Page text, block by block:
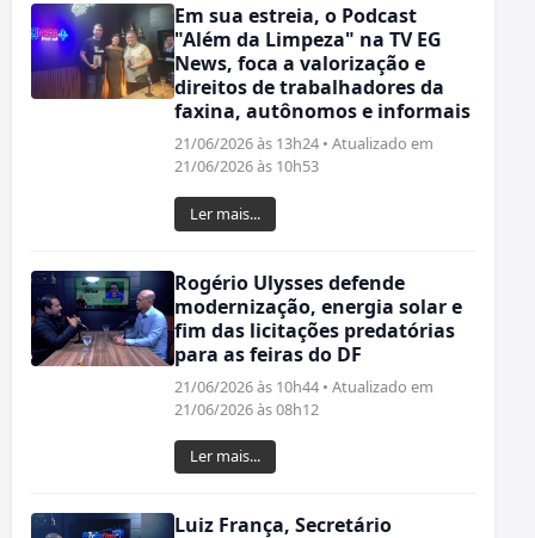
Em sua estreia, o Podcast
"Além da Limpeza" na TV EG
News, foca a valorização e
direitos de trabalhadores da
faxina, autônomos e informais
21/06/2026 às 13h24 • Atualizado em
21/06/2026 às 10h53
Ler mais...
Rogério Ulysses defende
modernização, energia solar e
fim das licitações predatórias
para as feiras do DF
21/06/2026 às 10h44 • Atualizado em
21/06/2026 às 08h12
Ler mais...
Luiz França, Secretário